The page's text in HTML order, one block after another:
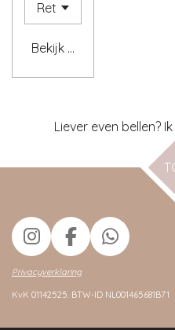
Bekijk details
Liever even bellen?
I
s
t
F
c
e
W
t
Privacyverklaring
KvK 01142525. BTW-ID NL001465681B71